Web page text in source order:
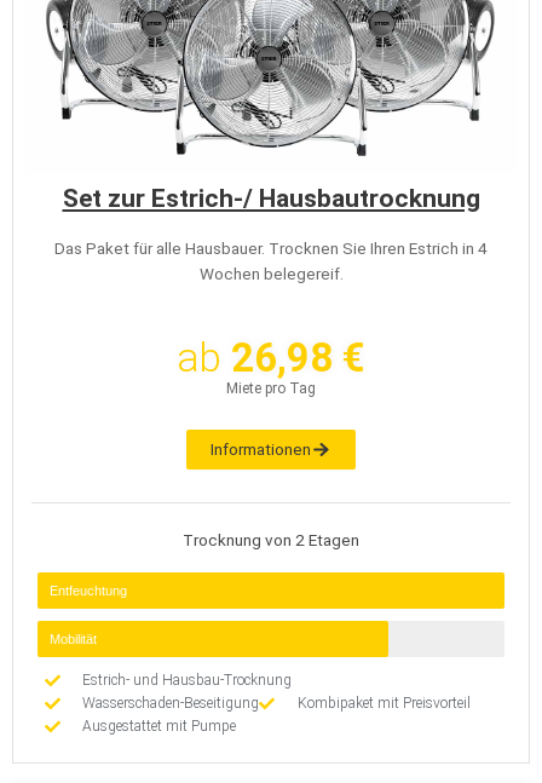
Set zur Estrich-/ Hausbautrocknung
Das Paket für alle Hausbauer. Trocknen Sie Ihren Estrich in 4
Wochen belegereif.
ab 26,98 €
Miete pro Tag
Informationen
Trocknung von 2 Etagen
Entfeuchtung
Mobilität
Estrich- und Hausbau-Trocknung
Wasserschaden-Beseitigung
Kombipaket mit Preisvorteil
Ausgestattet mit Pumpe